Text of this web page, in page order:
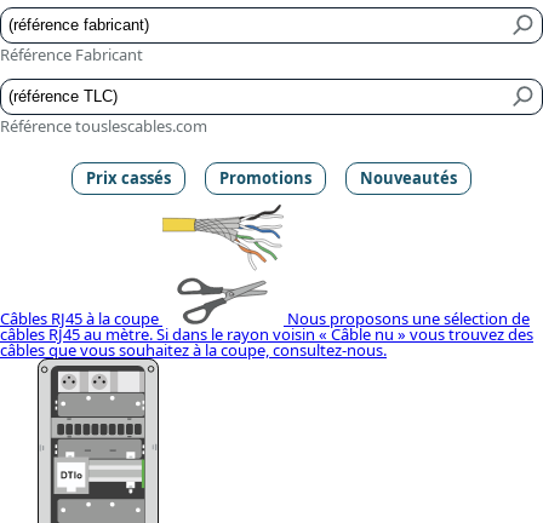
Référence Fabricant
Référence touslescables.com
Prix cassés Promotions Nouveautés
Câbles RJ45 à la coupe Nous proposons une sélection de
câbles RJ45 au mètre. Si dans le rayon voisin « Câble nu » vous trouvez des
câbles que vous souhaitez à la coupe, consultez-nous.